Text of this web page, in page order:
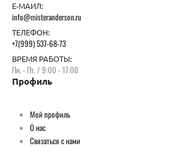
Е-МАИЛ:
info@misteranderson.ru
ТЕЛЕФОН:
+7(999) 537-68-73
ВРЕМЯ РАБОТЫ:
Пн. - Пт. / 9:00 - 17:00
Профиль
Мой профиль
О нас
Связаться с нами